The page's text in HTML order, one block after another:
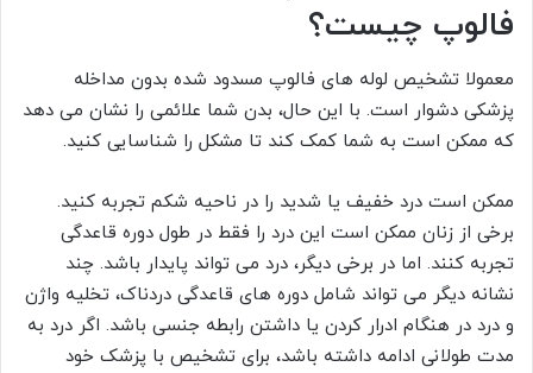
فالوپ چیست؟
معمولا تشخیص لوله های فالوپ مسدود شده بدون مداخله
پزشکی دشوار است. با این حال، بدن شما علائمی را نشان می دهد
که ممکن است به شما کمک کند تا مشکل را شناسایی کنید.
ممکن است درد خفیف یا شدید را در ناحیه شکم تجربه کنید.
برخی از زنان ممکن است این درد را فقط در طول دوره قاعدگی
تجربه کنند. اما در برخی دیگر، درد می تواند پایدار باشد. چند
نشانه دیگر می تواند شامل دوره های قاعدگی دردناک، تخلیه واژن
و درد در هنگام ادرار کردن یا داشتن رابطه جنسی باشد. اگر درد به
مدت طولانی ادامه داشته باشد، برای تشخیص با پزشک خود